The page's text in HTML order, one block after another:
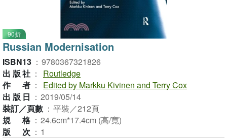
90折
Russian Modernisation
ISBN13 ： 9780367321826
出版社 ：
Routledge
作者 ：
Edited by Markku Kivinen and Terry Cox
出版日 ： 2019/05/14
裝訂／頁數 ： 平裝／212頁
規格 ： 24.6cm*17.4cm (高/寬)
版次 ： 1